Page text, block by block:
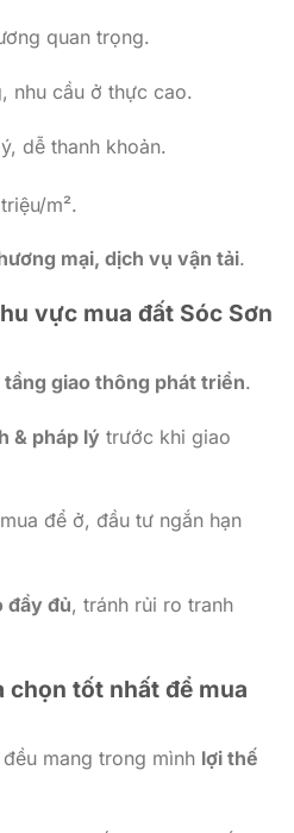
quan trọng.
nhu cầu ở thực cao.
dễ thanh khoản.
m².
mại, dịch vụ vận tải.
vực mua đất Sóc Sơn
tầng giao thông phát triển.
& pháp lýtrước khi giao
để ở, đầu tư ngắn hạn
đầy đủ, tránh rủi ro tranh
chọn tốt nhất để mua
mang trong mình lợi thế